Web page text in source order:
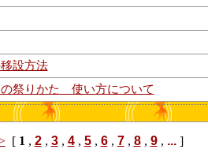
設方法
祭りかた 使い方について
[ 1 , 2, 3, 4, 5, 6, 7, 8, 9, ...]